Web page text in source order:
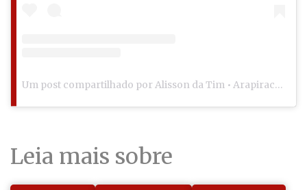
Um post compartilhado por Alisson da Tim • Arapiraca (@alissondatim)
Leia mais sobre